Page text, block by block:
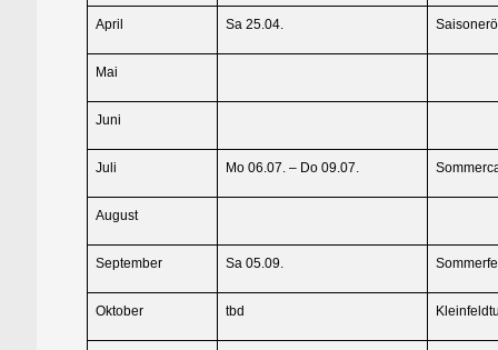
April Sa 25.04.
Mai
Juni
Juli Mo 06.07. – Do 09.07.
August
September Sa 05.09.
Oktober tbd